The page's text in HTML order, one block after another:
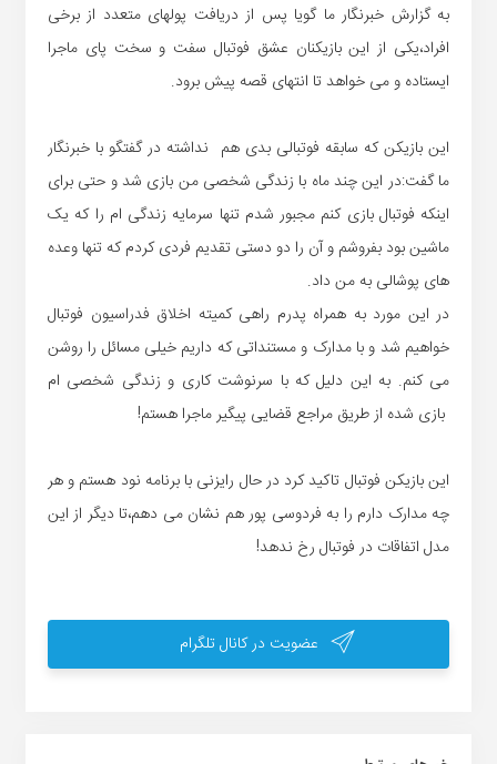
به گزارش خبرنگار ما گویا پس از دریافت پولهای متعدد از برخی
افراد،یکی از این بازیکنان عشق فوتبال سفت و سخت پای ماجرا
ایستاده و می خواهد تا انتهای قصه پیش برود.
این بازیکن که سابقه فوتبالی بدی هم نداشته در گفتگو با خبرنگار
ما گفت:در این چند ماه با زندگی شخصی من بازی شد و حتی برای
اینکه فوتبال بازی کنم مجبور شدم تنها سرمایه زندگی ام را که یک
ماشین بود بفروشم و آن را دو دستی تقدیم فردی کردم که تنها وعده
های پوشالی به من داد.
در این مورد به همراه پدرم راهی کمیته اخلاق فدراسیون فوتبال
خواهیم شد و با مدارک و مستنداتی که داریم خیلی مسائل را روشن
می کنم. به این دلیل که با سرنوشت کاری و زندگی شخصی ام
بازی شده از طریق مراجع قضایی پیگیر ماجرا هستم!
این بازیکن فوتبال تاکید کرد در حال رایزنی با برنامه نود هستم و هر
چه مدارک دارم را به فردوسی پور هم نشان می دهم،تا دیگر از این
مدل اتفاقات در فوتبال رخ ندهد!
عضویت در کانال تلگرام